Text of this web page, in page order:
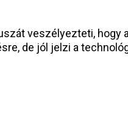
veszélyezteti, hogy
de jól jelzi a